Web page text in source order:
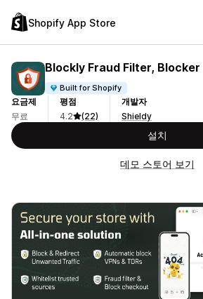
Shopify App Store
Blockly Fraud Filter, Blocker
Built for Shopify
요금제
무료
평점
4.2
(22)
개발자
Shieldy
설치
데모 스토어 보기